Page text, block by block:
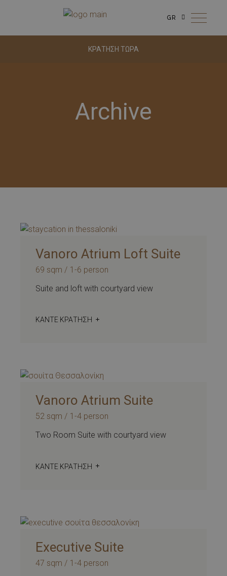
GR
ΚΡΑΤΗΣΗ ΤΩΡΑ
Archive
Vanoro Atrium Loft Suite
69 sqm
1-6 person
Suite and loft with courtyard view
ΚΆΝΤΕ ΚΡΆΤΗΣΗ
Vanoro Atrium Suite
52 sqm
1-4 person
Two Room Suite with courtyard view
ΚΆΝΤΕ ΚΡΆΤΗΣΗ
Executive Suite
47 sqm
1-4 person